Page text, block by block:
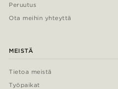
Peruutus
Ota meihin yhteyttä
MEISTÄ
Tietoa meistä
Työpaikat